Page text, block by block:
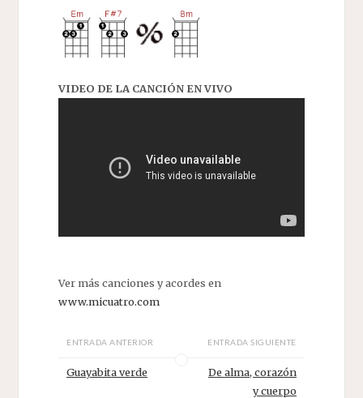
VIDEO DE LA CANCIÓN EN VIVO
Ver más canciones y acordes en
www.micuatro.com
ENTRADA ANTERIOR
Guayabita verde
ENTRADA SIGUIENTE
De alma, corazón
y cuerpo